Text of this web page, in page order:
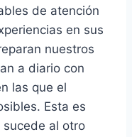
de atención
en sus
nuestros
a diario con
las que el
Esta es
sucede al otro